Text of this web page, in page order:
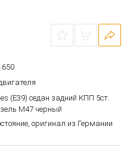
650
(E39) седан задний КПП 5ст.
M47 черный
оригинал из Германии